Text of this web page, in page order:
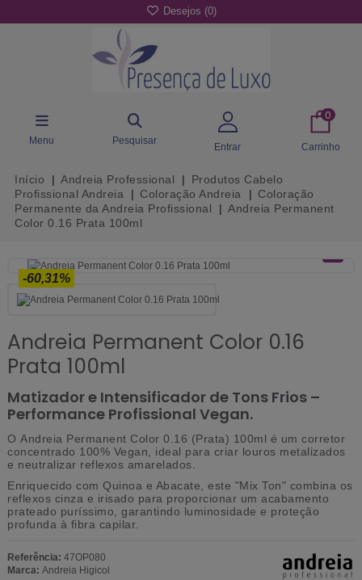
Desejos (0)
Menu Pesquisar
Entrar
0
Carrinho
Início Andreia Professional
Produtos Cabelo
Profissional Andreia
Coloração Andreia
Coloração
Permanente da Andreia Profissional
Andreia Permanent
Color 0.16 Prata 100ml
-60,31%
Andreia Permanent Color 0.16
Prata 100ml
Matizador e Intensificador de Tons Frios –
Performance Profissional Vegan.
O Andreia Permanent Color 0.16 (Prata) 100ml é um corretor
concentrado 100% Vegan, ideal para criar louros metalizados
e neutralizar reflexos amarelados.
Enriquecido com Quinoa e Abacate , este "Mix Ton" combina os
reflexos cinza e irisado para proporcionar um acabamento
prateado puríssimo, garantindo luminosidade e proteção
profunda à fibra capilar.
Referência: 47OP080
Marca: Andreia Higicol